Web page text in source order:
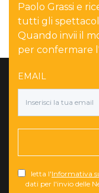
Paolo Grassi e
tutti gli
Quando invii il
per confermare
EMAIL
letta l'Informativa
dati per l'invio delle